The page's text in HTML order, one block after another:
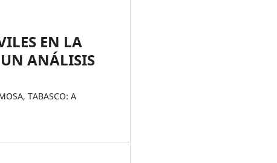
EN LA
ANÁLISIS
TABASCO: A